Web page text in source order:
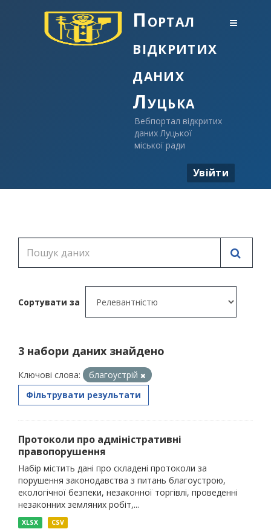
Портал
відкритих
даних
Луцька
Вебпортал відкритих
даних Луцької
міської ради
Увійти
Сортувати за
3 набори даних знайдено
Ключові слова:
благоустрій
Фільтрувати результати
Протоколи про адміністративні
правопорушення
Набір містить дані про складені протоколи за
порушення законодавства з питань благоустрою,
екологічної безпеки, незаконної торгівлі, проведенні
незаконних земляних робіт,...
XLSX CSV